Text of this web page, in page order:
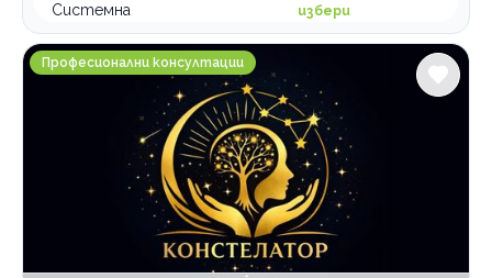
Системна
избери
Квантов констелатор - Генадия Кирева
Професионални консултации